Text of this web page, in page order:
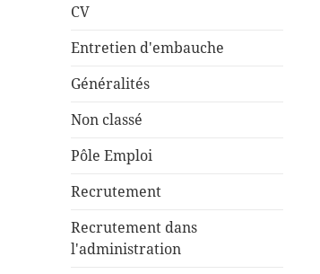
CV
Entretien d'embauche
Généralités
Non classé
Pôle Emploi
Recrutement
Recrutement dans
l'administration